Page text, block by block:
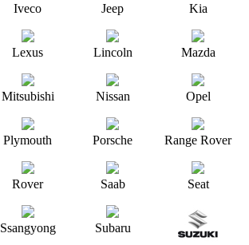
Iveco Jeep Kia
Lexus Lincoln Mazda
Mitsubishi Nissan Opel
Plymouth Porsche Range Rover
Rover Saab Seat
Ssangyong Subaru